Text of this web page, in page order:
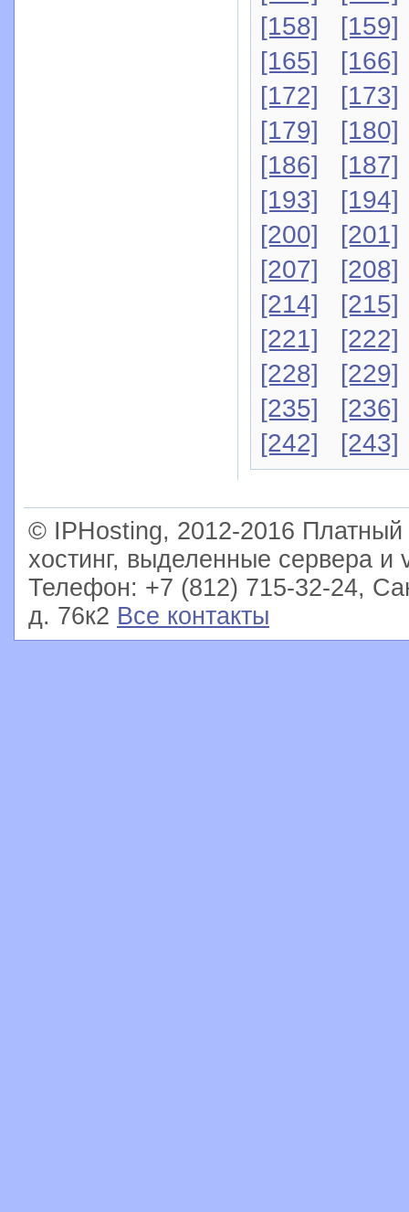
[158]
[159]
[165]
[166]
[172]
[173]
[179]
[180]
[186]
[187]
[193]
[194]
[200]
[201]
[207]
[208]
[214]
[215]
[221]
[222]
[228]
[229]
[235]
[236]
[242]
[243]
© IPHosting, 2012-2016
хостинг, выделенные сервера и
Телефон: +7 (812) 715-32-24,
д. 76к2 Все контакты